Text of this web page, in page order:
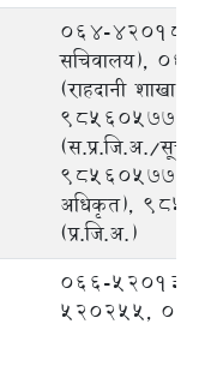
064-420189
सचिवालय),
(राहदानी शाखा),
9856057778
(स.प्र.जि.अ./
9856057780
अधिकृत),
(प्र.जि.अ.)
066-
520255,